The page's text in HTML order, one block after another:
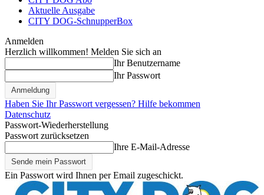
Aktuelle Ausgabe
CITY DOG-SchnupperBox
Anmelden
Herzlich willkommen! Melden Sie sich an
Ihr Benutzername
Ihr Passwort
Haben Sie Ihr Passwort vergessen? Hilfe bekommen
Datenschutz
Passwort-Wiederherstellung
Passwort zurücksetzen
Ihre E-Mail-Adresse
Ein Passwort wird Ihnen per Email zugeschickt.